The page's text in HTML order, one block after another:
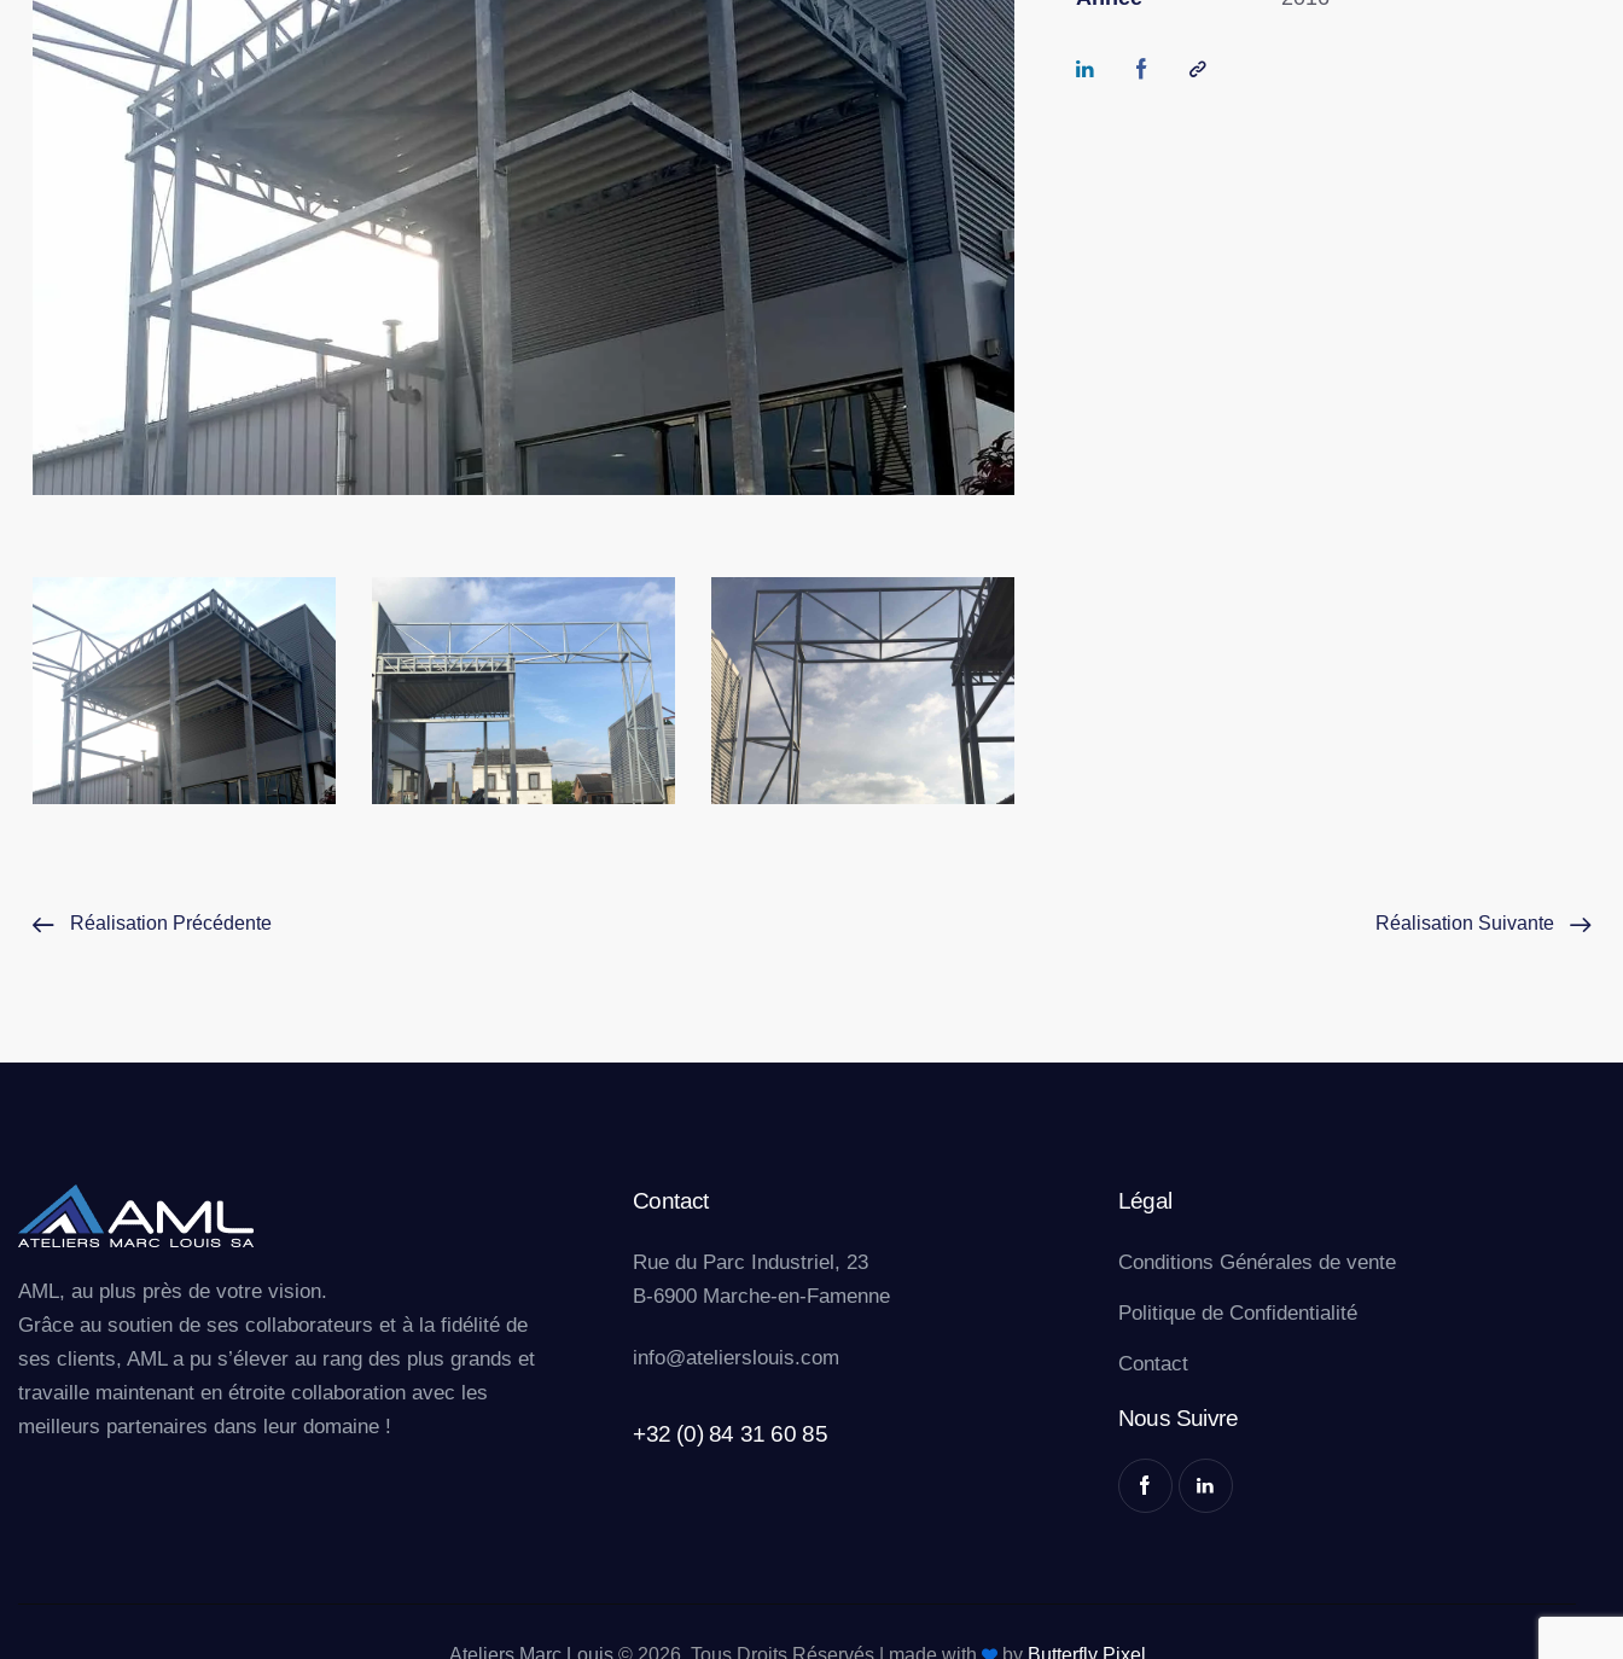
Réalisation Précédente Réalisation Suivante
AML, au plus près de votre vision.
Grâce au soutien de ses collaborateurs et à la fidélité de
ses clients, AML a pu s’élever au rang des plus grands et
travaille maintenant en étroite collaboration avec les
meilleurs partenaires dans leur domaine !
Contact
Rue du Parc Industriel, 23
B-6900 Marche-en-Famenne
info@atelierslouis.com
+32 (0) 84 31 60 85
Légal
Conditions Générales de vente
Politique de Confidentialité
Contact
Nous Suivre
Ateliers Marc Louis© 2026. Tous Droits Réservés | made with by Butterfly Pixel